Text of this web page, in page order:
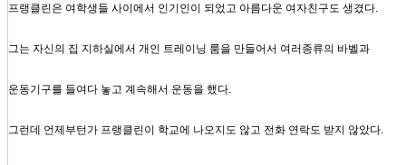
프랭클린은 여학생들 사이에서 인기인이 되었고 아름다운 여자친구도 생겼다.
그는 자신의 집 지하실에서 개인 트레이닝 룸을 만들어서 여러종류의 바벨과
운동기구를 들여다 놓고 계속해서 운동을 했다.
그런데 언제부턴가 프랭클린이 학교에 나오지도 않고 전화 연락도 받지 않았다.